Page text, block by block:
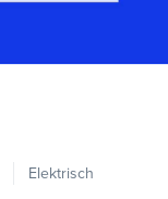
Elektrisch